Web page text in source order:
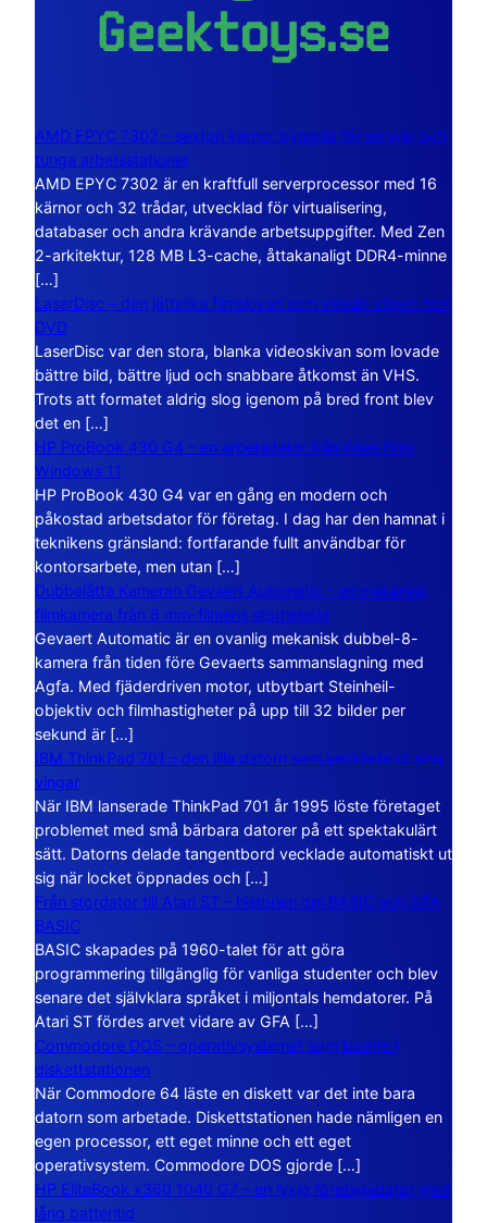
AMD EPYC 7302 – sexton kärnor byggda för servrar och
tunga arbetsstationer
AMD EPYC 7302 är en kraftfull serverprocessor med 16
kärnor och 32 trådar, utvecklad för virtualisering,
databaser och andra krävande arbetsuppgifter. Med Zen
2-arkitektur, 128 MB L3-cache, åttakanaligt DDR4-minne
[…]
LaserDisc – den jättelika filmskivan som visade vägen mot
DVD
LaserDisc var den stora, blanka videoskivan som lovade
bättre bild, bättre ljud och snabbare åtkomst än VHS.
Trots att formatet aldrig slog igenom på bred front blev
det en […]
HP ProBook 430 G4 – en arbetsdator från tiden före
Windows 11
HP ProBook 430 G4 var en gång en modern och
påkostad arbetsdator för företag. I dag har den hamnat i
teknikens gränsland: fortfarande fullt användbar för
kontorsarbete, men utan […]
Dubbelåtta Kameran Gevaert Automatic – en mekanisk
filmkamera från 8 mm-filmens storhetstid
Gevaert Automatic är en ovanlig mekanisk dubbel-8-
kamera från tiden före Gevaerts sammanslagning med
Agfa. Med fjäderdriven motor, utbytbart Steinheil-
objektiv och filmhastigheter på upp till 32 bilder per
sekund är […]
IBM ThinkPad 701 – den lilla datorn som vecklade ut sina
vingar
När IBM lanserade ThinkPad 701 år 1995 löste företaget
problemet med små bärbara datorer på ett spektakulärt
sätt. Datorns delade tangentbord vecklade automatiskt ut
sig när locket öppnades och […]
Från stordator till Atari ST – historien om BASIC och GFA
BASIC
BASIC skapades på 1960-talet för att göra
programmering tillgänglig för vanliga studenter och blev
senare det självklara språket i miljontals hemdatorer. På
Atari ST fördes arvet vidare av GFA […]
Commodore DOS – operativsystemet som bodde i
diskettstationen
När Commodore 64 läste en diskett var det inte bara
datorn som arbetade. Diskettstationen hade nämligen en
egen processor, ett eget minne och ett eget
operativsystem. Commodore DOS gjorde […]
HP EliteBook x360 1040 G7 – en lyxig företagsdator med
lång batteritid